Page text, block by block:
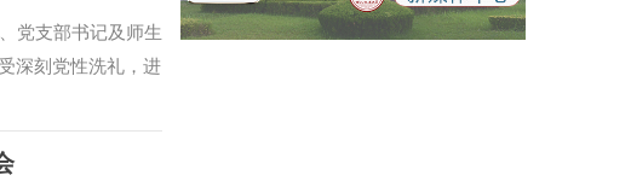
的高素质法治人
，为强国建设、民
加深刻的理解，
作出应有贡献。
党支部书记及师生
深刻党性洗礼，进
师党员马婧结合
心使命的认知，推
。 学院党委书